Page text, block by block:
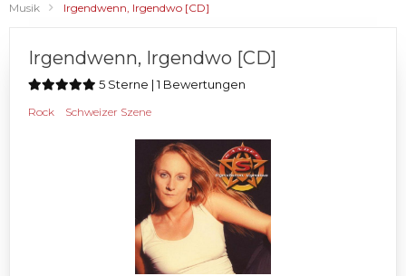
Musik
Irgendwenn, Irgendwo [CD]
Irgendwenn, Irgendwo [CD]
5 Sterne | 1 Bewertungen
Rock Schweizer Szene